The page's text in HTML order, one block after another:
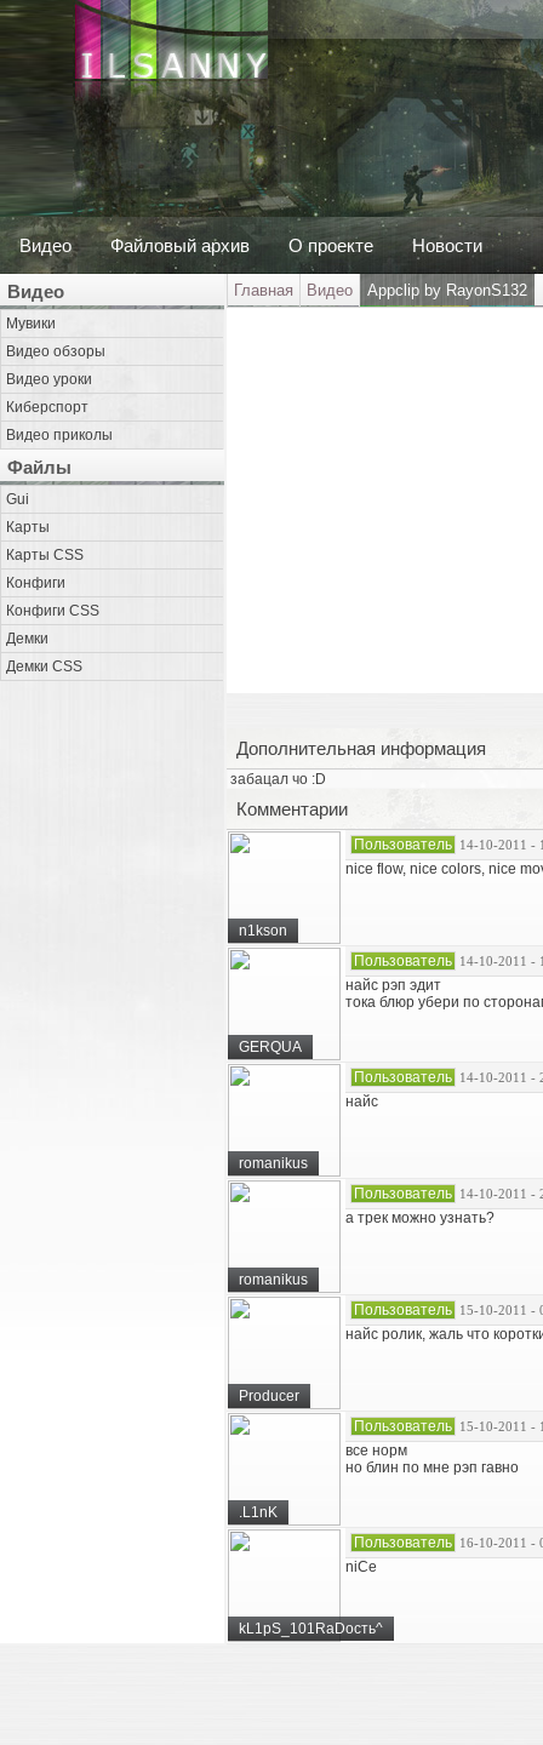
Видео Файловый архив О проекте Новости
Видео
Мувики
Видео обзоры
Видео уроки
Киберспорт
Видео приколы
Файлы
Gui
Карты
Карты CSS
Конфиги
Конфиги CSS
Демки
Демки CSS
Главная Видео Appclip by RayonS132
Дополнительная информация
забацал чо :D
Комментарии
n1kson
Пользователь 14-10-2011 -
nice flow, nice colors, nice
GERQUA
Пользователь 14-10-2011 -
найс рэп эдит
тока блюр убери по
romanikus
Пользователь 14-10-2011 -
найс
romanikus
Пользователь 14-10-2011 -
а трек можно узнать?
Producer
Пользователь 15-10-2011 -
найс ролик, жаль что
.L1nK
Пользователь 15-10-2011 -
все норм
но блин по мне рэп гавно
kL1pS_101RaDость^
Пользователь 16-10-2011 -
niCe